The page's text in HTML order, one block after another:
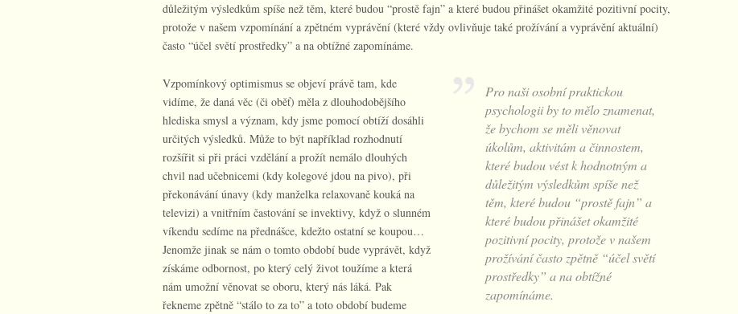
důležitým výsledkům spíše než těm, které budou “prostě fajn” a které budou přinášet okamžité pozitivní pocity,
protože v našem vzpomínání a zpětném vyprávění (které vždy ovlivňuje také prožívání a vyprávění aktuální)
často “účel světí prostředky” a na obtížné zapomínáme.
Pro naši osobní praktickou
psychologii by to mělo znamenat,
že bychom se měli věnovat
úkolům, aktivitám a činnostem,
které budou vést k hodnotným a
důležitým výsledkům spíše než
těm, které budou “prostě fajn” a
které budou přinášet okamžité
pozitivní pocity, protože v našem
prožívání často zpětně “účel světí
prostředky” a na obtížné
zapomínáme.
Vzpomínkový optimismus se objeví právě tam, kde
vidíme, že daná věc (či oběť) měla z dlouhodobějšího
hlediska smysl a význam, kdy jsme pomocí obtíží dosáhli
určitých výsledků. Může to být například rozhodnutí
rozšířit si při práci vzdělání a prožít nemálo dlouhých
chvil nad učebnicemi (kdy kolegové jdou na pivo), při
překonávání únavy (kdy manželka relaxovaně kouká na
televizi) a vnitřním častování se invektivy, když o slunném
víkendu sedíme na přednášce, kdežto ostatní se koupou…
Jenomže jinak se nám o tomto období bude vyprávět, když
získáme odbornost, po který celý život toužíme a která
nám umožní věnovat se oboru, který nás láká. Pak
řekneme zpětně “stálo to za to” a toto období budeme